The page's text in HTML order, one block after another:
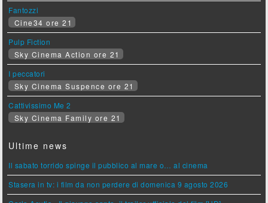
Fantozzi
Cine34 ore 21
Pulp Fiction
Sky Cinema Action ore 21
I peccatori
Sky Cinema Suspence ore 21
Cattivissimo Me 2
Sky Cinema Family ore 21
Ultime news
Il sabato torrido spinge il pubblico al mare o… al cinema
Stasera in tv: i film da non perdere di domenica 9 agosto 2026